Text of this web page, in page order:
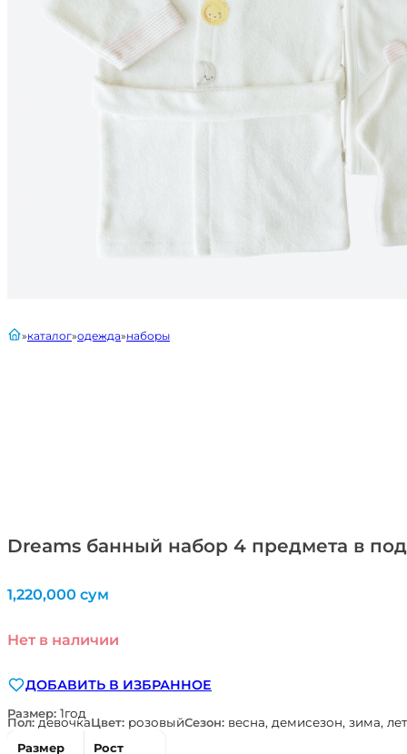
Dreams банный набор 4 предмета в
главнаякаталог одежда наборы
1,220,000 сум
Нет в наличии
ДОБАВИТЬ В ИЗБРАННОЕ
Размер: 1год
Пол:девочкаЦвет: розовыйСезон: весна, демисезон, зима,
Размер
Рост